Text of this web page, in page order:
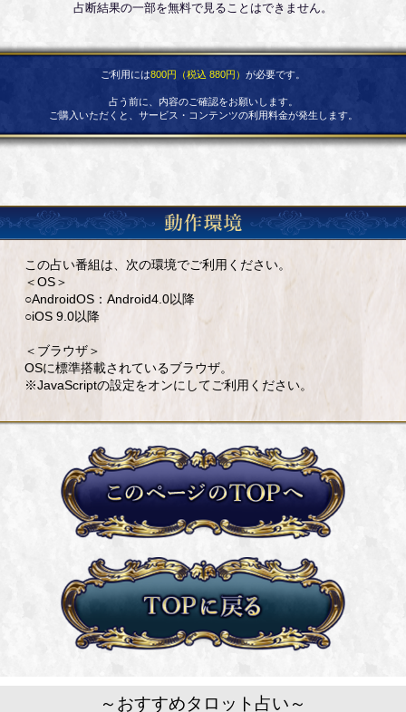
占断結果の一部を無料で見ることはできません。
ご利用には800円（税込 880円） が必要です。
占う前に、内容のご確認をお願いします。
ご購入いただくと、サービス・コンテンツの利用料金が発生します。
この占い番組は、次の環境でご利用ください。
＜OS＞
○AndroidOS：Android4.0以降
○iOS 9.0以降
＜ブラウザ＞
OSに標準搭載されているブラウザ。
※JavaScriptの設定をオンにしてご利用ください。